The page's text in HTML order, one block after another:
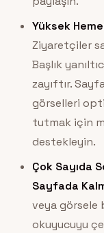
Yüksek
Ziyaretçiler
Başlık
zayıftır.
görselleri
tutmak için
destekleyin.
Çok Sayıda
Sayfada
veya görsele
okuyucuyu